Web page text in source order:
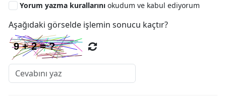
Yorum yazma kurallarını okudum ve kabul ediyorum
Aşağıdaki görselde işlemin sonucu kaçtır?